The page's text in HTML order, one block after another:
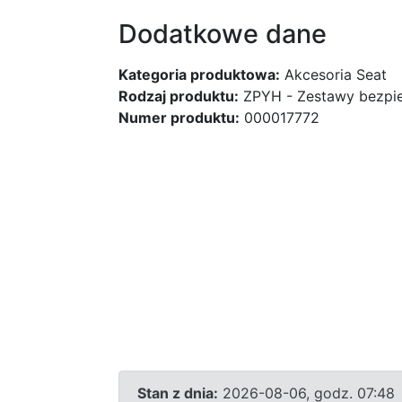
Dodatkowe dane
Kategoria produktowa: Akcesoria Seat
Rodzaj produktu: ZPYH - Zestawy
Numer produktu: 000017772
Stan z dnia: 2026-08-06, godz. 07:48